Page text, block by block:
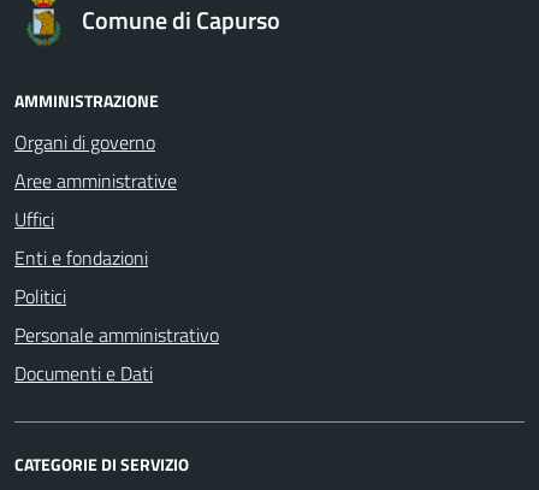
Comune di Capurso
AMMINISTRAZIONE
Organi di governo
Aree amministrative
Uffici
Enti e fondazioni
Politici
Personale amministrativo
Documenti e Dati
CATEGORIE DI SERVIZIO